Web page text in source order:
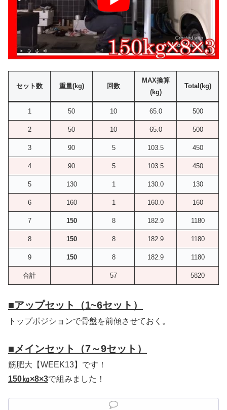
セット数 重量(kg) 回数
MAX換算
(kg)
Total(kg)
1 50 10 65.0 500
2 50 10 65.0 500
3 90 5 103.5 450
4 90 5 103.5 450
5 130 1 130.0 130
6 160 1 160.0 160
7 150 8 182.9 1180
8 150 8 182.9 1180
9 150 8 182.9 1180
合計 57 5820
■アップセット（1~6セット）
トップポジションで骨盤を前傾させておく。
■メインセット（7～9セット）
筋肥大【WEEK13】です！
150㎏×8×3で組みました！